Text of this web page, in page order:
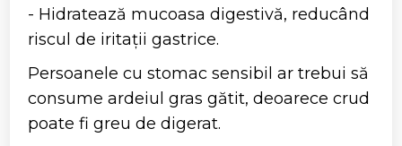
- Hidratează mucoasa digestivă, reducând
riscul de iritații gastrice.
Persoanele cu stomac sensibil ar trebui să
consume ardeiul gras gătit, deoarece crud
poate fi greu de digerat.